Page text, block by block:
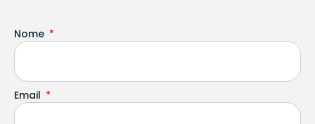
Nome
Email